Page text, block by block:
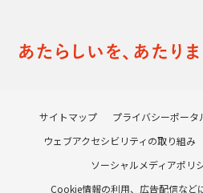
サイトマップ プライバシーポータ
ウェブアクセシビリティの取り組み
ソーシャルメディアポリ
Cookie情報の利用、広告配信など